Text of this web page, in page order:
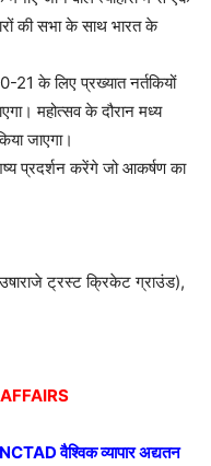
की सभा के साथ भारत के
के लिए प्रख्यात नर्तकियों
महोत्सव के दौरान मध्य
जाएगा।
प्रदर्शन करेंगे जो आकर्षण का
ट्रस्ट क्रिकेट ग्राउंड),
वैश्विक व्यापार अद्यतन